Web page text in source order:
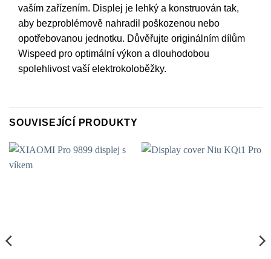
vaším zařízením. Displej je lehký a konstruován tak,
aby bezproblémově nahradil poškozenou nebo
opotřebovanou jednotku. Důvěřujte originálním dílům
Wispeed pro optimální výkon a dlouhodobou
spolehlivost vaší elektrokoloběžky.
SOUVISEJÍCÍ PRODUKTY